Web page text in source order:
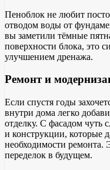
Пеноблок не любит
отводом воды от
вы заметили тёмные
поверхности блока, это
улучшением дренажа.
Ремонт и
Если спустя годы
внутри дома легко
отделку. С фасадом чуть
и конструкции, которые
необходимости ремонта.
переделок в будущем.